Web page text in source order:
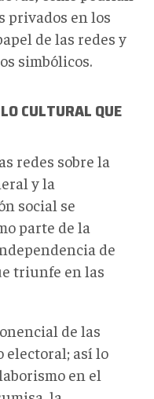
privados en los
de las redes y
simbólicos.
CULTURAL QUE
redes sobre la
y la
social se
parte de la
de
triunfe en las
de las
electoral; así lo
en el